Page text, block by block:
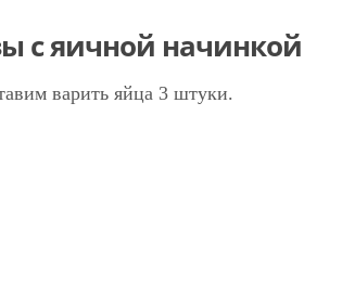
с яичной начинкой
варить яйца 3 штуки.